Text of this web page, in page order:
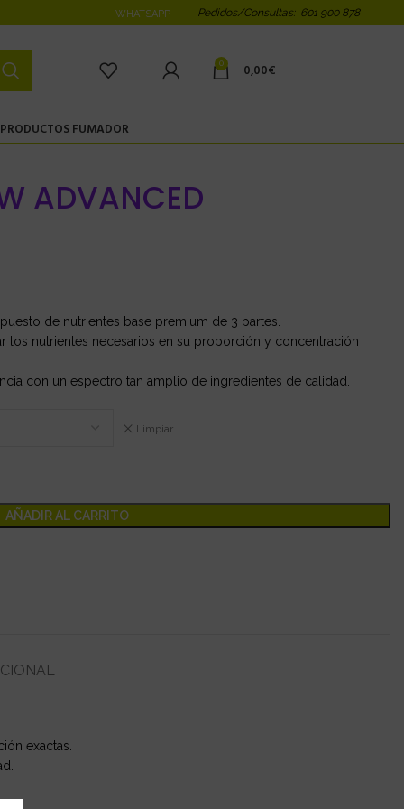
WHATSAPP Pedidos/Consultas: 601 900 878
0 0,00€
PRODUCTOS FUMADOR
ADVANCED
de nutrientes base premium de 3 partes.
los nutrientes necesarios en su proporción y concentración
con un espectro tan amplio de ingredientes de calidad.
Limpiar
AÑADIR AL CARRITO
exactas.